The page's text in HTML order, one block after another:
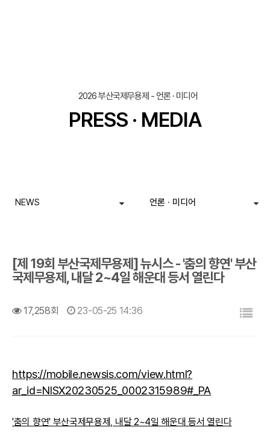
2026 부산국제무용제 - 언론 · 미디어
PRESS · MEDIA
NEWS 언론 · 미디어
[제 19회 부산국제무용제] 뉴시스 - '춤의 향연' 부산
국제무용제, 내달 2~4일 해운대 등서 열린다
17,258회 23-05-25 14:36
https://mobile.newsis.com/view.html?
ar_id=NISX20230525_0002315989#_PA
'춤의 향연' 부산국제무용제, 내달 2~4일 해운대 등서 열린다